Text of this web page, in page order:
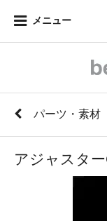
メニュー
パーツ・素材
アジャスタ